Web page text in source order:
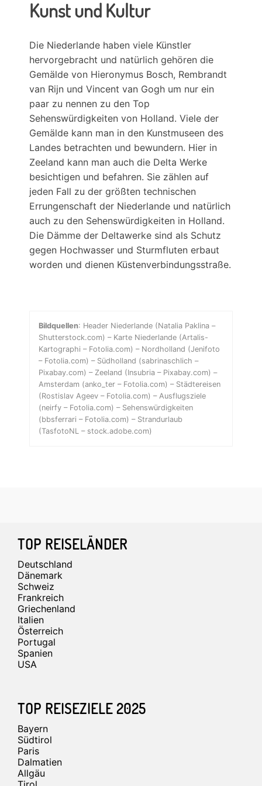
Kunst und Kultur
Die Niederlande haben viele Künstler
hervorgebracht und natürlich gehören die
Gemälde von Hieronymus Bosch, Rembrandt
van Rijn und Vincent van Gogh um nur ein
paar zu nennen zu den Top
Sehenswürdigkeiten von Holland. Viele der
Gemälde kann man in den Kunstmuseen des
Landes betrachten und bewundern. Hier in
Zeeland kann man auch die Delta Werke
besichtigen und befahren. Sie zählen auf
jeden Fall zu der größten technischen
Errungenschaft der Niederlande und natürlich
auch zu den Sehenswürdigkeiten in Holland.
Die Dämme der Deltawerke sind als Schutz
gegen Hochwasser und Sturmfluten erbaut
worden und dienen Küstenverbindungsstraße.
Bildquellen: Header Niederlande (Natalia Paklina –
Shutterstock.com) – Karte Niederlande (Artalis-
Kartographi – Fotolia.com) – Nordholland (Jenifoto
– Fotolia.com) – Südholland (sabrinaschlich –
Pixabay.com) – Zeeland (Insubria – Pixabay.com) –
Amsterdam (anko_ter – Fotolia.com) – Städtereisen
(Rostislav Ageev – Fotolia.com) – Ausflugsziele
(neirfy – Fotolia.com) – Sehenswürdigkeiten
(bbsferrari – Fotolia.com) – Strandurlaub
(TasfotoNL – stock.adobe.com)
Footer
TOP REISELÄNDER
Deutschland
Dänemark
Schweiz
Frankreich
Griechenland
Italien
Österreich
Portugal
Spanien
USA
TOP REISEZIELE 2025
Bayern
Südtirol
Paris
Dalmatien
Allgäu